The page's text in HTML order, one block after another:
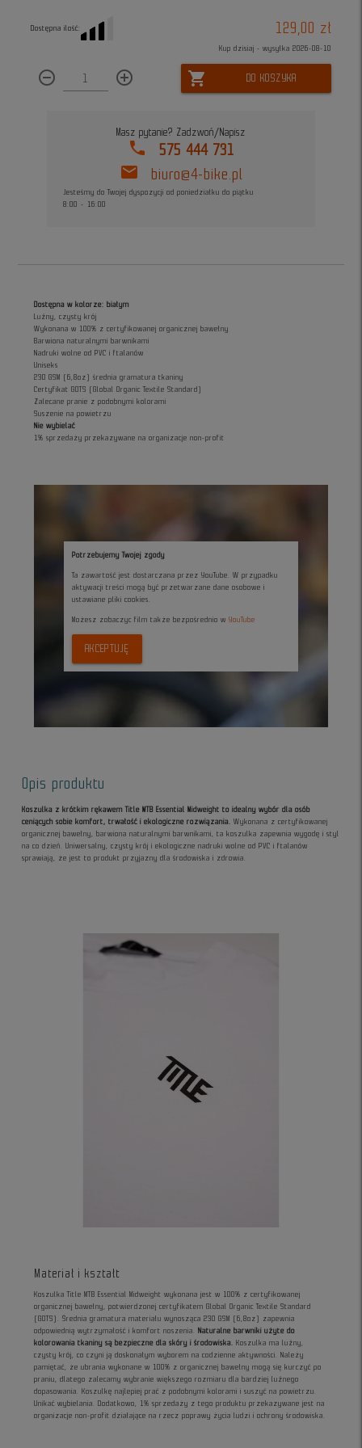
Dostępna ilość: 129,00 zł
Kup dzisiaj - wysyłka 2026-08-10
remove_circle_outline add_circle_outline shopping_cart DO KOSZYKA
Masz pytanie? Zadzwoń/Napisz
phone 575 444 731
mail biuro@4-bike.pl
Jesteśmy do Twojej dyspozycji od poniedziałku do piątku
8:00 - 16:00
Dostępna w kolorze: białym
Luźny, czysty krój
Wykonana w 100% z certyfikowanej organicznej bawełny
Barwiona naturalnymi barwnikami
Nadruki wolne od PVC i ftalanów
Uniseks
230 GSM (6,8oz) średnia gramatura tkaniny
Certyfikat GOTS (Global Organic Textile Standard)
Zalecane pranie z podobnymi kolorami
Suszenie na powietrzu
Nie wybielać
1% sprzedaży przekazywane na organizacje non-profit
Potrzebujemy Twojej zgody
Ta zawartość jest dostarczana przez YouTube. W przypadku
aktywacji treści mogą być przetwarzane dane osobowe i
ustawiane pliki cookies.
Możesz zobaczyc film także bezpośrednio w YouTube
AKCEPTUJĘ
Opis produktu
Koszulka z krótkim rękawem Title MTB Essential Midweight to idealny wybór dla osób
ceniących sobie komfort, trwałość i ekologiczne rozwiązania. Wykonana z certyfikowanej
organicznej bawełny, barwiona naturalnymi barwnikami, ta koszulka zapewnia wygodę i styl
na co dzień. Uniwersalny, czysty krój i ekologiczne nadruki wolne od PVC i ftalanów
sprawiają, że jest to produkt przyjazny dla środowiska i zdrowia.
Materiał i kształt
Koszulka Title MTB Essential Midweight wykonana jest w 100% z certyfikowanej
organicznej bawełny, potwierdzonej certyfikatem Global Organic Textile Standard
(GOTS). Średnia gramatura materiału wynosząca 230 GSM (6,8oz) zapewnia
odpowiednią wytrzymałość i komfort noszenia. Naturalne barwniki użyte do
kolorowania tkaniny są bezpieczne dla skóry i środowiska. Koszulka ma luźny,
czysty krój, co czyni ją doskonałym wyborem na codzienne aktywności. Należy
pamiętać, że ubrania wykonane w 100% z organicznej bawełny mogą się kurczyć po
praniu, dlatego zalecamy wybranie większego rozmiaru dla bardziej luźnego
dopasowania. Koszulkę najlepiej prać z podobnymi kolorami i suszyć na powietrzu.
Unikać wybielania. Dodatkowo, 1% sprzedaży z tego produktu przekazywane jest na
organizacje non-profit działające na rzecz poprawy życia ludzi i ochrony środowiska.